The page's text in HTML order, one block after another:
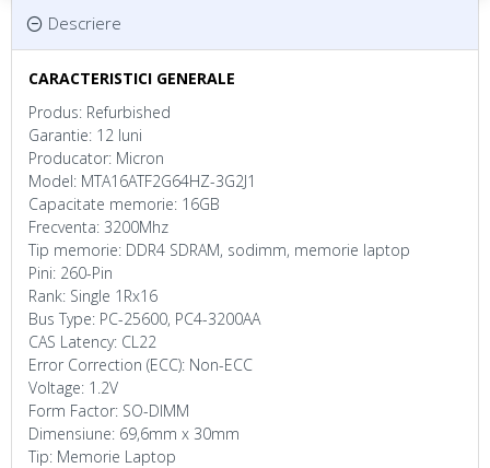
Descriere
CARACTERISTICI GENERALE
Produs: Refurbished
Garantie: 12 luni
Producator: Micron
Model: MTA16ATF2G64HZ-3G2J1
Capacitate memorie: 16GB
Frecventa: 3200Mhz
Tip memorie: DDR4 SDRAM, sodimm, memorie laptop
Pini: 260-Pin
Rank: Single 1Rx16
Bus Type: PC-25600, PC4-3200AA
CAS Latency: CL22
Error Correction (ECC): Non-ECC
Voltage: 1.2V
Form Factor: SO-DIMM
Dimensiune: 69,6mm x 30mm
Tip: Memorie Laptop